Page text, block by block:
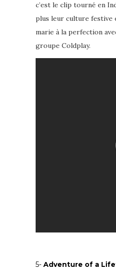
c’est le clip tourné en
plus leur culture festive
marie à la perfection
groupe Coldplay.
5- Adventure of a